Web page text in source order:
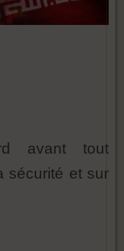
avant tout
sécurité et sur